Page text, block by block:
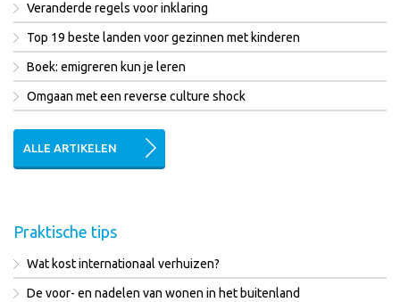
Veranderde regels voor inklaring
Top 19 beste landen voor gezinnen met kinderen
Boek: emigreren kun je leren
Omgaan met een reverse culture shock
ALLE ARTIKELEN
Praktische tips
Wat kost internationaal verhuizen?
De voor- en nadelen van wonen in het buitenland